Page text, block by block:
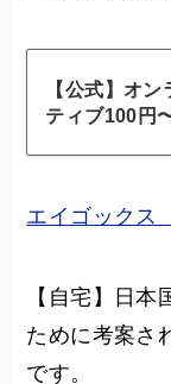
【公式】オ
ティブ100円
エイゴックス
【自宅】日
ために考案さ
です。